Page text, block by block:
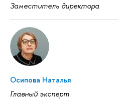
Заместитель директора
Осипова Наталья
Главный эксперт